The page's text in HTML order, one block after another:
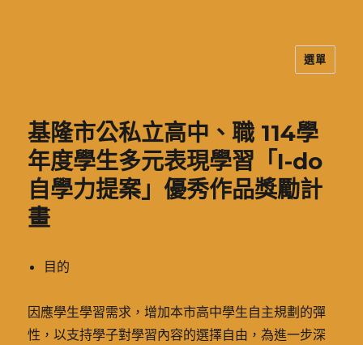
選單
基隆市公私立高中、職 114學
年度學生多元表現學習「I-do
自學力提案」優秀作品獎勵計
畫
目的
因應學生學習需求，增加本市高中學生自主規劃的彈
性，以支持學子對學習內容的選擇自由，為進一步深